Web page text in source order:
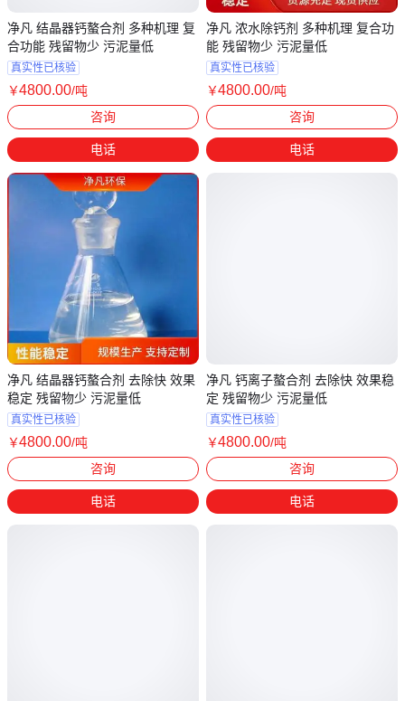
净凡 结晶器钙螯合剂 多种机理 复
合功能 残留物少 污泥量低
真实性已核验
￥4800.00/吨
咨询
电话
净凡 结晶器钙螯合剂 去除快 效果
稳定 残留物少 污泥量低
真实性已核验
￥4800.00/吨
咨询
电话
净凡 浓水除钙剂 多种机理 复合功
能 残留物少 污泥量低
真实性已核验
￥4800.00/吨
咨询
电话
净凡 钙离子螯合剂 去除快 效果稳
定 残留物少 污泥量低
真实性已核验
￥4800.00/吨
咨询
电话